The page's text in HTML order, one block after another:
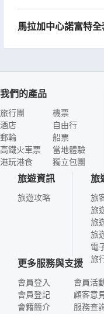
馬拉加中心諾富特
我們的產品
旅行團
酒店
郵輪
高鐵火車票
港玩港食
機票
自由行
船票
當地體驗
獨立包團
旅遊資訊
旅遊攻略
旅
旅
旅
旅
旅
電
旅
更多服務與支援
會員登入
會員登記
會籍簡介
會員活
顧客意
服務查